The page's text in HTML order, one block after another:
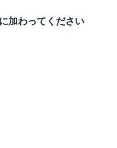
加わってください